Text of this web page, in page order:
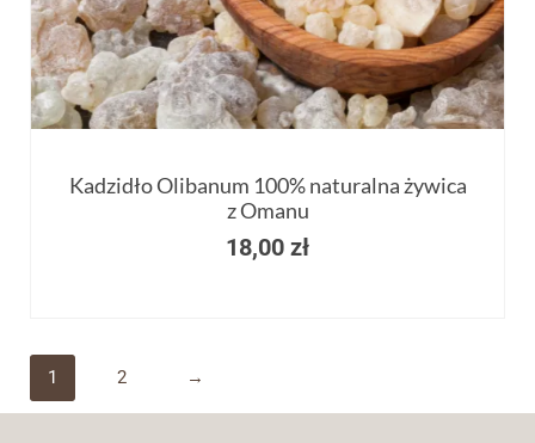
Kadzidło Olibanum 100% naturalna żywica
z Omanu
18,00 zł
1 2 →